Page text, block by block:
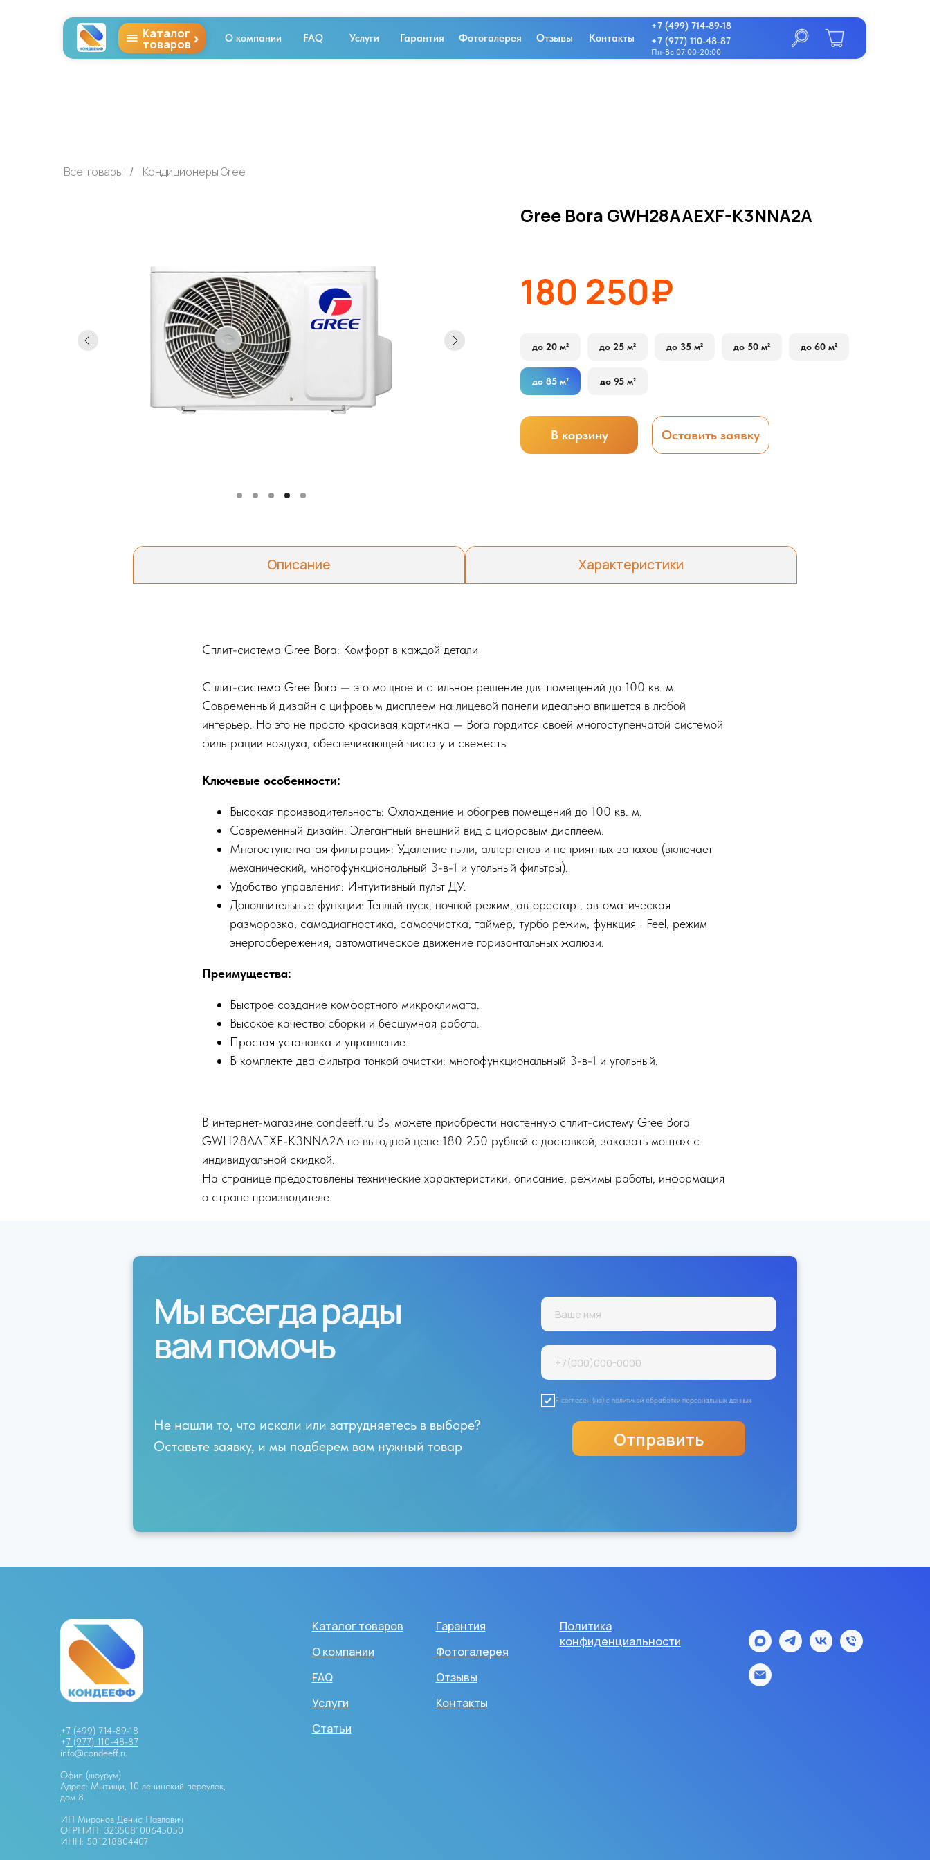
О компании Фотогалерея
Гарантия
Услуги Контакты
Пн-Вс 07:00-20:00
+7 (499) 714-89-18
+7 (977) 110-48-87
Отзывы
FAQ
Каталог
товаров >
Все товары / Кондиционеры Gree
Gree Bora GWH28AAEXF-K3NNA2A
Описание Характеристики
до 20 м² до 25 м² до 35 м² до 50 м² до 60 м²
до 85 м² до 95 м²
В корзину Оставить заявку
180 250₽
Сплит-система Gree Bora: Комфорт в каждой детали
Сплит-система Gree Bora — это мощное и стильное решение для помещений до 100 кв. м.
Современный дизайн с цифровым дисплеем на лицевой панели идеально впишется в любой
интерьер. Но это не просто красивая картинка — Bora гордится своей многоступенчатой системой
фильтрации воздуха, обеспечивающей чистоту и свежесть.
Ключевые особенности:
Высокая производительность: Охлаждение и обогрев помещений до 100 кв. м.
Современный дизайн: Элегантный внешний вид с цифровым дисплеем.
Многоступенчатая фильтрация: Удаление пыли, аллергенов и неприятных запахов (включает
механический, многофункциональный 3-в-1 и угольный фильтры).
Удобство управления: Интуитивный пульт ДУ.
Дополнительные функции: Теплый пуск, ночной режим, авторестарт, автоматическая
разморозка, самодиагностика, самоочистка, таймер, турбо режим, функция I Feel, режим
энергосбережения, автоматическое движение горизонтальных жалюзи.
Преимущества:
Быстрое создание комфортного микроклимата.
Высокое качество сборки и бесшумная работа.
Простая установка и управление.
В комплекте два фильтра тонкой очистки: многофункциональный 3-в-1 и угольный.
В интернет-магазине condeeff.ru Вы можете приобрести настенную сплит-систему Gree Bora
GWH28AAEXF-K3NNA2A по выгодной цене 180 250 рублей с доставкой, заказать монтаж с
индивидуальной скидкой.
На странице предоставлены технические характеристики, описание, режимы работы, информация
о стране производителе.
Я согласен (на) с политикой обработки персональных данных
Отправить
Не нашли то, что искали или затрудняетесь в выборе?
Оставьте заявку, и мы подберем вам нужный товар
Мы всегда рады
вам помочь
+7 (499) 714-89-18
+7 (977) 110-48-87
info@condeeff.ru
Офис (шоурум)
Адрес: Мытищи, 10 ленинский переулок,
дом 8.
ИП Миронов Денис Павлович
ОГРНИП: 323508100645050
ИНН: 501218804407
Каталог товаров
О компании
FAQ
Услуги
Статьи
Гарантия
Фотогалерея
Отзывы
Контакты
Политика
конфиденциальности